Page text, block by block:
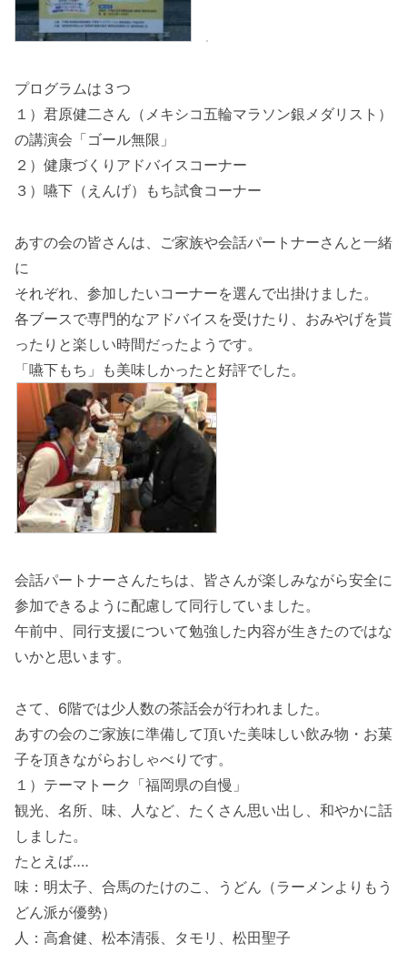
プログラムは３つ
１）君原健二さん（メキシコ五輪マラソン銀メダリスト）
の講演会「ゴール無限」
２）健康づくりアドバイスコーナー
３）嚥下（えんげ）もち試食コーナー
あすの会の皆さんは、ご家族や会話パートナーさんと一緒
に
それぞれ、参加したいコーナーを選んで出掛けました。
各ブースで専門的なアドバイスを受けたり、おみやげを貰
ったりと楽しい時間だったようです。
「嚥下もち」も美味しかったと好評でした。
会話パートナーさんたちは、皆さんが楽しみながら安全に
参加できるように配慮して同行していました。
午前中、同行支援について勉強した内容が生きたのではな
いかと思います。
さて、6階では少人数の茶話会が行われました。
あすの会のご家族に準備して頂いた美味しい飲み物・お菓
子を頂きながらおしゃべりです。
１）テーマトーク「福岡県の自慢」
観光、名所、味、人など、たくさん思い出し、和やかに話
しました。
たとえば‥‥
味：明太子、合馬のたけのこ、うどん（ラーメンよりもう
どん派が優勢）
人：高倉健、松本清張、タモリ、松田聖子